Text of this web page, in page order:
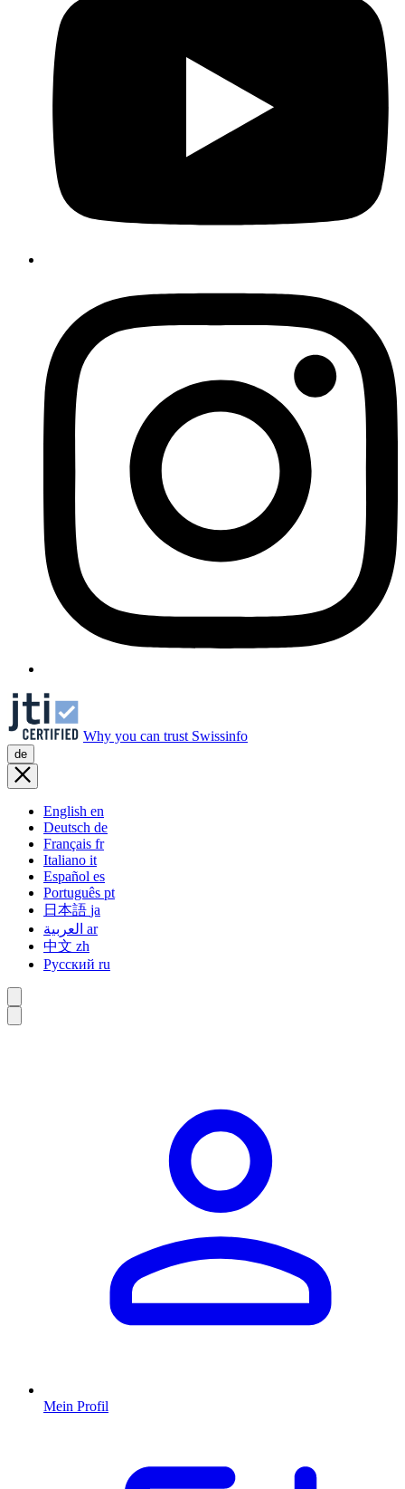
Why you can trust Swissinfo
de
English en
Deutsch de
Français fr
Italiano it
Español es
Português pt
日本語 ja
ar
中文 zh
Русский ru
Mein Profil